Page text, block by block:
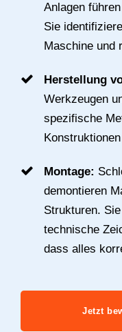
Anlagen
Sie
Maschine und
Herstellung
Werkzeugen
spezifische
Montage:
demontieren
Strukturen.
technische
dass alles
Jetzt